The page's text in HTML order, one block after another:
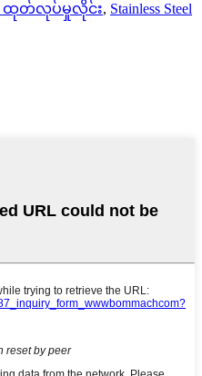
ေး ထုတ်လုပ်မှုလိုင်း, Stainless Steel